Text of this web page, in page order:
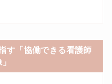
す「協働できる看護師